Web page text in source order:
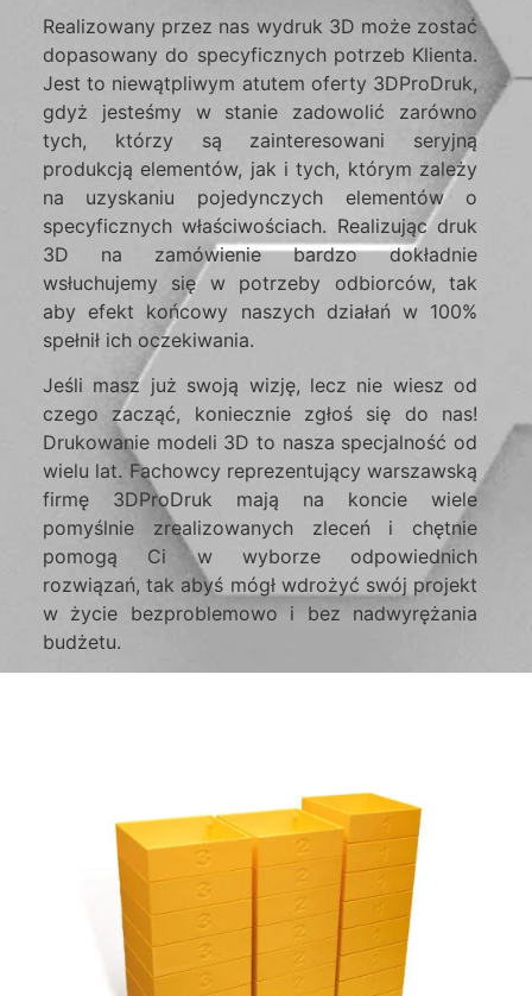
Realizowany przez nas wydruk 3D może zostać
dopasowany do specyficznych potrzeb Klienta.
Jest to niewątpliwym atutem oferty 3DProDruk,
gdyż jesteśmy w stanie zadowolić zarówno
tych, którzy są zainteresowani seryjną
produkcją elementów, jak i tych, którym zależy
na uzyskaniu pojedynczych elementów o
specyficznych właściwościach. Realizując druk
3D na zamówienie bardzo dokładnie
wsłuchujemy się w potrzeby odbiorców, tak
aby efekt końcowy naszych działań w 100%
spełnił ich oczekiwania.
Jeśli masz już swoją wizję, lecz nie wiesz od
czego zacząć, koniecznie zgłoś się do nas!
Drukowanie modeli 3D to nasza specjalność od
wielu lat. Fachowcy reprezentujący warszawską
firmę 3DProDruk mają na koncie wiele
pomyślnie zrealizowanych zleceń i chętnie
pomogą Ci w wyborze odpowiednich
rozwiązań, tak abyś mógł wdrożyć swój projekt
w życie bezproblemowo i bez nadwyrężania
budżetu.